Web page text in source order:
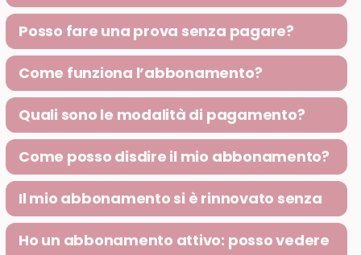
Posso fare una prova senza pagare?
Come funziona l’abbonamento?
Quali sono le modalità di pagamento?
Come posso disdire il mio abbonamento?
Il mio abbonamento si è rinnovato senza
Ho un abbonamento attivo: posso vedere